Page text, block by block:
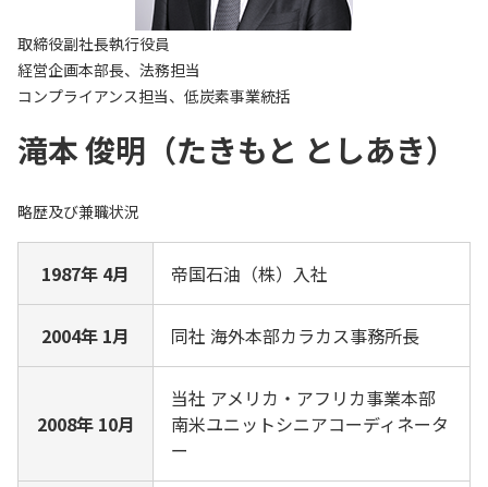
取締役副社長執行役員
経営企画本部長、法務担当
コンプライアンス担当、低炭素事業統括
滝本 俊明（たきもと としあき）
略歴及び兼職状況
1987年 4月 帝国石油（株）入社
2004年 1月 同社 海外本部カラカス事務所長
2008年 10月
当社 アメリカ・アフリカ事業本部
南米ユニットシニアコーディネータ
ー